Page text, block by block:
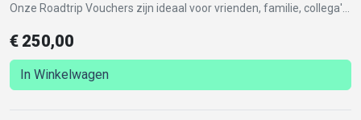
Onze Roadtrip Vouchers zijn ideaal voor vrienden, familie, collega's
€ 250,00
In Winkelwagen